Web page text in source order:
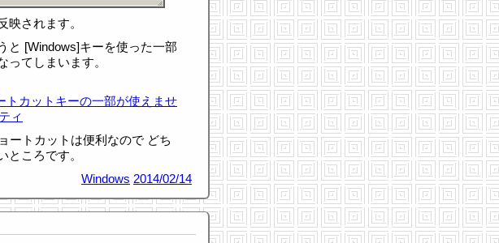
映されます。
と [Windows]キーを使った一部
ってしまいます。
トカットキーの一部が使えませ
ィ
ートカットは便利なので どち
ところです。
Windows 2014/02/14